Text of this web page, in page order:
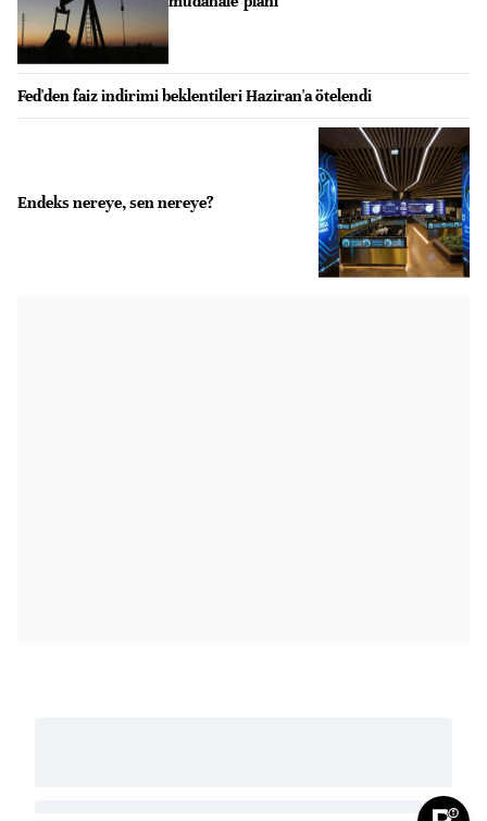
Fed'den faiz indirimi beklentileri Haziran'a ötelendi
Endeks nereye, sen nereye?